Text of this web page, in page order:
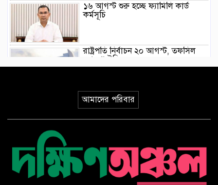
১৬ আগস্ট শুরু হচ্ছে ফ্যামিলি কার্ড
কর্মসূচি
রাষ্ট্রপতি নির্বাচন ২০ আগস্ট, তফসিল
ঘোষণা ইসির
গণভোটের রায় বাস্তবায়নসহ ১১ দফা
দাবিতে লংমার্চের ঘোষণা
দৃষ্টান্তমূলক শাস্তির দাবিতে মানববন্ধন ও
বিক্ষোভ মিছিল
আমাদের পরিবার